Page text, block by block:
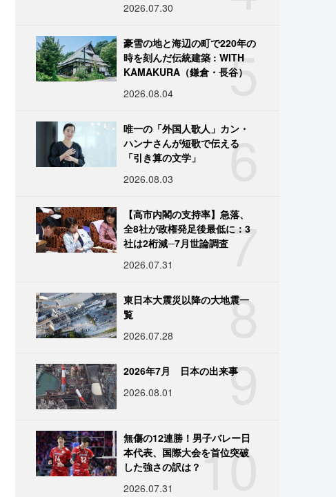
2026.07.30
5
豪雪の地と海辺の町で220年の
時を刻んだ伝統建築 : WITH
KAMAKURA（鎌倉・長谷）
2026.08.04
6
唯一の「外国人歌人」カン・
ハンナさんが短歌で伝える
「引き算の文学」
2026.08.03
7
【高市内閣の支持率】急落、
全8社が政権発足後最低に：3
社は2桁減─7月世論調査
2026.07.31
8
東日本大震災以降の大地震一
覧
2026.07.28
9
2026年7月 日本の出来事
2026.08.01
10
無傷の12連勝！男子バレー日
本代表、国際大会を首位突破
した強さの訳は？
2026.07.31